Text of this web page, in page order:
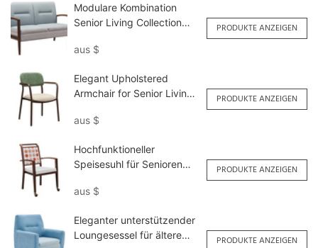
Modulare Kombination
Senior Living Collection
Doppelsofa ysf1125
aus $
PRODUKTE ANZEIGEN
Elegant Upholstered
Armchair for Senior Living
Yumeya
aus $
PRODUKTE ANZEIGEN
Hochfunktioneller
Speisesuhl für Senioren
Yumeya
aus $
PRODUKTE ANZEIGEN
Eleganter unterstützender
Loungesessel für ältere
PRODUKTE ANZEIGEN